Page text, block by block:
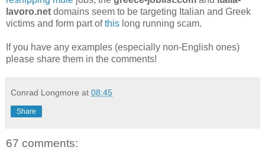
lavoro.net domains seem to be targeting Italian and Greek
victims and form part ofthis long running scam.
If you have any examples (especially non-English ones)
please share them in the comments!
Conrad Longmore at 08:45
Share
67 comments: